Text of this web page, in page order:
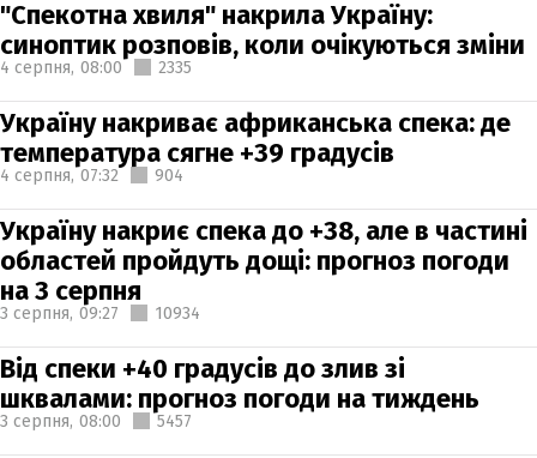
"Спекотна хвиля" накрила Україну:
синоптик розповів, коли очікуються зміни
4 серпня, 08:00 2335
Україну накриває африканська спека: де
температура сягне +39 градусів
4 серпня, 07:32 904
Україну накриє спека до +38, але в частині
областей пройдуть дощі: прогноз погоди
на 3 серпня
3 серпня, 09:27 10934
Від спеки +40 градусів до злив зі
шквалами: прогноз погоди на тиждень
3 серпня, 08:00 5457